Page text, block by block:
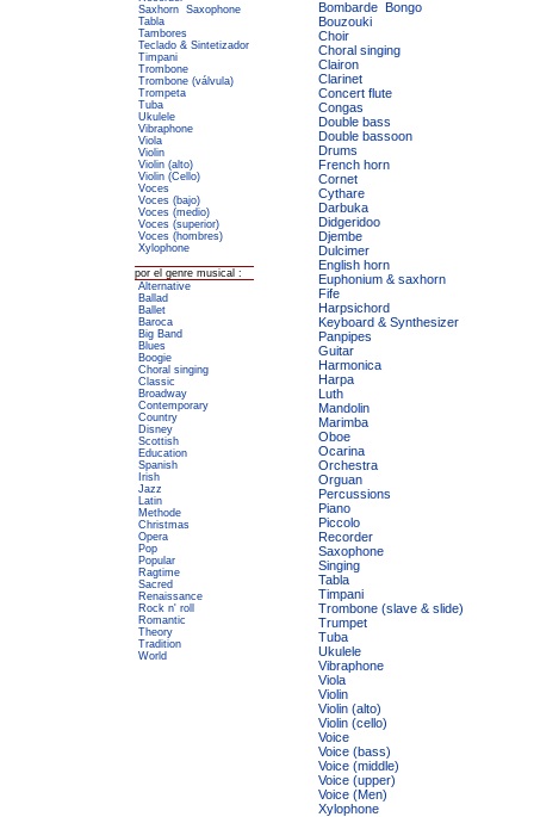
Saxhorn Saxophone
Tabla
Tambores
Teclado & Sintetizador
Timpani
Trombone
Trombone (válvula)
Trompeta
Tuba
Ukulele
Vibraphone
Viola
Violin
Violin (alto)
Violin (Cello)
Voces
Voces (bajo)
Voces (medio)
Voces (superior)
Voces (hombres)
Xylophone
por el genre musical :
Alternative
Ballad
Ballet
Baroca
Big Band
Blues
Boogie
Choral singing
Classic
Broadway
Contemporary
Country
Disney
Scottish
Education
Spanish
Irish
Jazz
Latin
Methode
Christmas
Opera
Pop
Popular
Ragtime
Sacred
Renaissance
Rock n' roll
Romantic
Theory
Tradition
World
Bombarde Bongo
Bouzouki
Choir
Choral singing
Clairon
Clarinet
Concert flute
Congas
Double bass
Double bassoon
Drums
French horn
Cornet
Cythare
Darbuka
Didgeridoo
Djembe
Dulcimer
English horn
Euphonium & saxhorn
Fife
Harpsichord
Keyboard & Synthesizer
Panpipes
Guitar
Harmonica
Harpa
Luth
Mandolin
Marimba
Oboe
Ocarina
Orchestra
Orguan
Percussions
Piano
Piccolo
Recorder
Saxophone
Singing
Tabla
Timpani
Trombone (slave & slide)
Trumpet
Tuba
Ukulele
Vibraphone
Viola
Violin
Violin (alto)
Violin (cello)
Voice
Voice (bass)
Voice (middle)
Voice (upper)
Voice (Men)
Xylophone